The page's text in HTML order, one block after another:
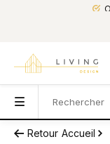
Retour Accueil